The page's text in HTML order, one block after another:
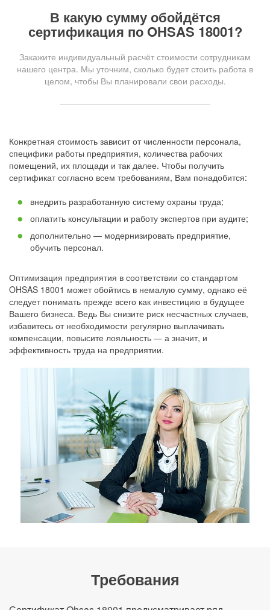
В какую сумму обойдётся
сертификация по OHSAS 18001?
Закажите индивидуальный расчёт стоимости сотрудникам
нашего центра. Мы уточним, сколько будет стоить работа в
целом, чтобы Вы планировали свои расходы.
Конкретная стоимость зависит от численности персонала,
специфики работы предприятия, количества рабочих
помещений, их площади и так далее. Чтобы получить
сертификат согласно всем требованиям, Вам понадобится:
внедрить разработанную систему охраны труда;
оплатить консультации и работу экспертов при аудите;
дополнительно — модернизировать предприятие,
обучить персонал.
Оптимизация предприятия в соответствии со стандартом
OHSAS 18001 может обойтись в немалую сумму, однако её
следует понимать прежде всего как инвестицию в будущее
Вашего бизнеса. Ведь Вы снизите риск несчастных случаев,
избавитесь от необходимости регулярно выплачивать
компенсации, повысите лояльность — а значит, и
эффективность труда на предприятии.
Требования